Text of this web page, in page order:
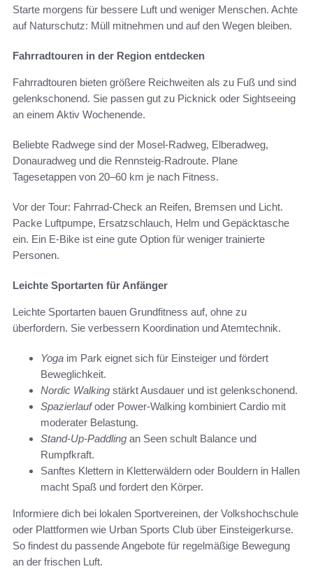
Starte morgens für bessere Luft und weniger Menschen. Achte
auf Naturschutz: Müll mitnehmen und auf den Wegen bleiben.
Fahrradtouren in der Region entdecken
Fahrradtouren bieten größere Reichweiten als zu Fuß und sind
gelenkschonend. Sie passen gut zu Picknick oder Sightseeing
an einem Aktiv Wochenende.
Beliebte Radwege sind der Mosel-Radweg, Elberadweg,
Donauradweg und die Rennsteig-Radroute. Plane
Tagesetappen von 20–60 km je nach Fitness.
Vor der Tour: Fahrrad-Check an Reifen, Bremsen und Licht.
Packe Luftpumpe, Ersatzschlauch, Helm und Gepäcktasche
ein. Ein E‑Bike ist eine gute Option für weniger trainierte
Personen.
Leichte Sportarten für Anfänger
Leichte Sportarten bauen Grundfitness auf, ohne zu
überfordern. Sie verbessern Koordination und Atemtechnik.
Yoga im Park eignet sich für Einsteiger und fördert
Beweglichkeit.
Nordic Walking stärkt Ausdauer und ist gelenkschonend.
Spazierlaufoder Power-Walking kombiniert Cardio mit
moderater Belastung.
Stand-Up-Paddling an Seen schult Balance und
Rumpfkraft.
Sanftes Klettern in Kletterwäldern oder Bouldern in Hallen
macht Spaß und fordert den Körper.
Informiere dich bei lokalen Sportvereinen, der Volkshochschule
oder Plattformen wie Urban Sports Club über Einsteigerkurse.
So findest du passende Angebote für regelmäßige Bewegung
an der frischen Luft.